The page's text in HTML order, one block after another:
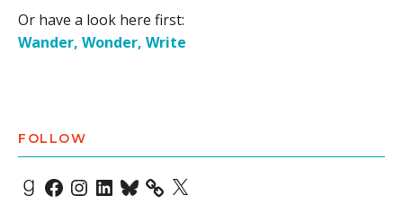
Or have a look here first:
Wander, Wonder, Write
FOLLOW
Goodreads
Facebook
Instagram
LinkedIn
Bluesky X